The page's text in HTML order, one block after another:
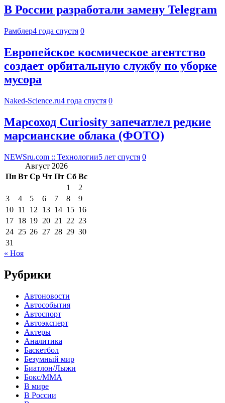
В России разработали замену Telegram
Рамблер4 года спустя 0
Европейское космическое агентство
создает орбитальную службу по уборке
мусора
Naked-Science.ru4 года спустя 0
Марсоход Curiosity запечатлел редкие
марсианские облака (ФОТО)
NEWSru.com :: Технологии5 лет спустя 0
Август 2026
Пн Вт Ср Чт Пт Сб Вс
1
2
3
4 5 6 7 8
9
10 11 12 13 14 15 16
17 18 19 20 21 22 23
24 25 26 27 28 29 30
31
« Ноя
Рубрики
Автоновости
Автособытия
Автоспорт
Автоэксперт
Актеры
Аналитика
Баскетбол
Безумный мир
Биатлон/Лыжи
Бокс/MMA
В мире
В России